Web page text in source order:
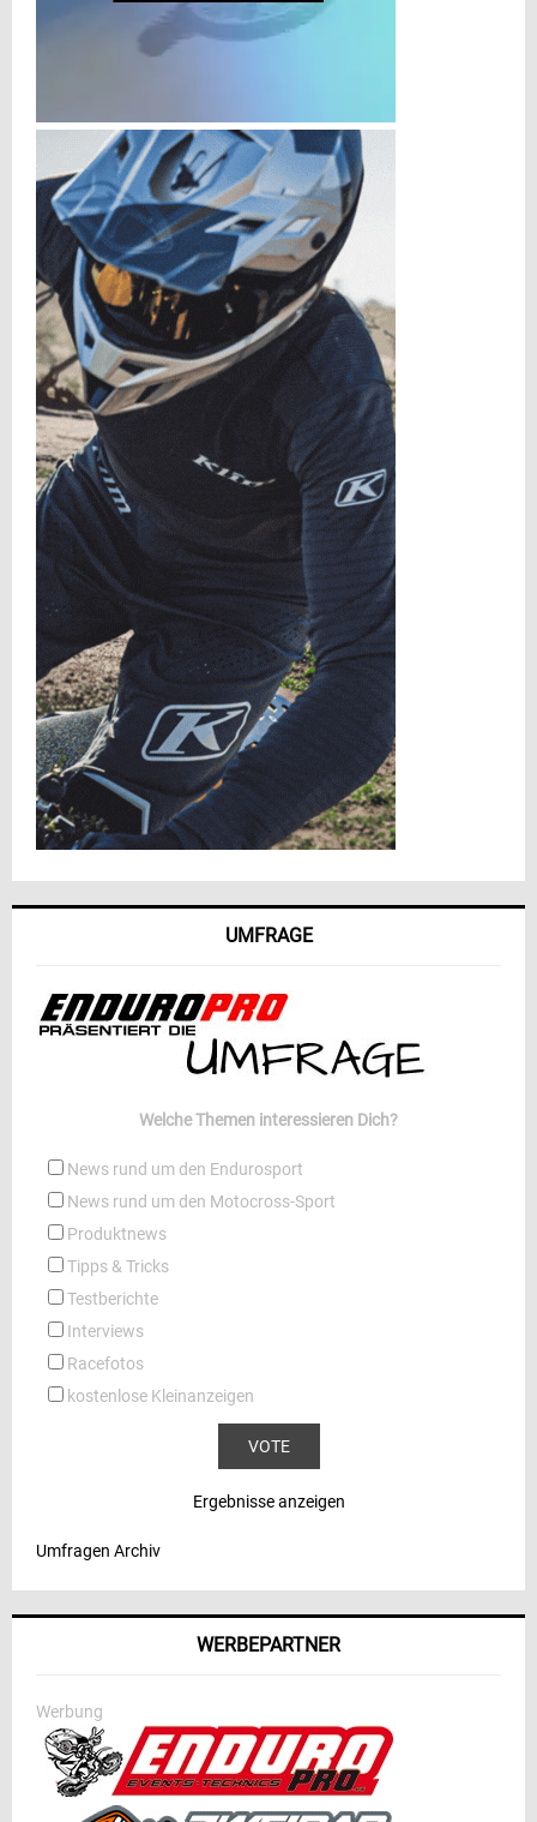
UMFRAGE
Welche Themen interessieren Dich?
News rund um den Endurosport
News rund um den Motocross-Sport
Produktnews
Tipps & Tricks
Testberichte
Interviews
Racefotos
kostenlose Kleinanzeigen
Ergebnisse anzeigen
Umfragen Archiv
WERBEPARTNER
Werbung